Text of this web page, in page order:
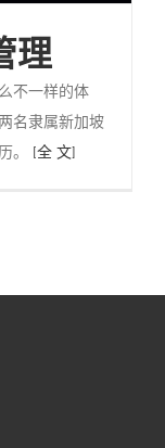
理
不一样的体
名隶属新加坡
。 [全 文]